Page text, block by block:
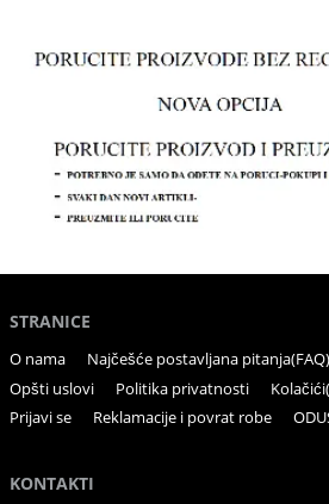
STRANICE
O nama Najčešće postavljana pitanja(FAQ)
Opšti uslovi
Politika privatnosti
Prijavi se
Reklamacije i povrat robe
KONTAKTI